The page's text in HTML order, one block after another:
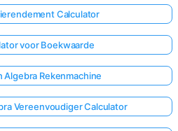
Calculator
voor Boekwaarde
Algebra Rekenmachine
Vereenvoudiger Calculator